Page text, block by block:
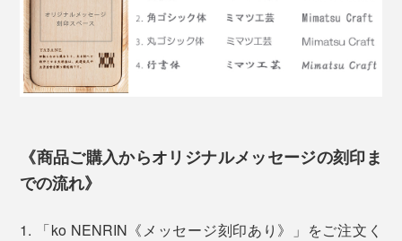
「ko NENRIN」の模様は、古来から縁起がいいとされ
る「吉祥文様」。「波紋」と「縞」の2種類です。
ミマツ工芸の2代目社長、實松英樹（さねまつ・ひでき）さん
《商品ご購入からオリジナルメッセージの刻印ま
での流れ》
1. 「ko NENRIN《メッセージ刻印あり》」をご注文く